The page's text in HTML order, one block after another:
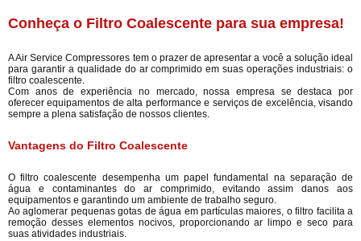
Conheça o Filtro Coalescente para sua empresa!
A Air Service Compressores tem o prazer de apresentar a você a solução ideal
para garantir a qualidade do ar comprimido em suas operações industriais: o
filtro coalescente.
Com anos de experiência no mercado, nossa empresa se destaca por
oferecer equipamentos de alta performance e serviços de excelência, visando
sempre a plena satisfação de nossos clientes.
Vantagens do Filtro Coalescente
O filtro coalescente desempenha um papel fundamental na separação de
água e contaminantes do ar comprimido, evitando assim danos aos
equipamentos e garantindo um ambiente de trabalho seguro.
Ao aglomerar pequenas gotas de água em partículas maiores, o filtro facilita a
remoção desses elementos nocivos, proporcionando ar limpo e seco para
suas atividades industriais.